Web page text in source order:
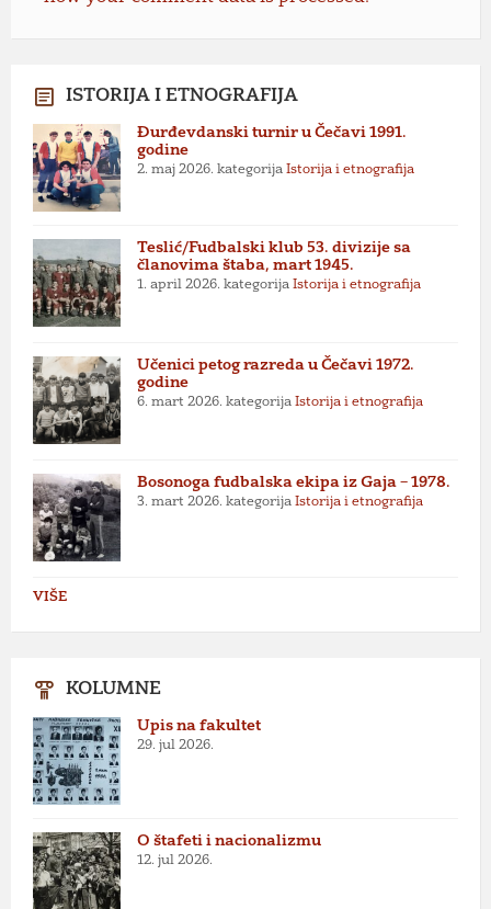
ISTORIJA I ETNOGRAFIJA
Đurđevdanski turnir u Čečavi 1991.
godine
2. maj 2026. kategorija Istorija i etnografija
Teslić/Fudbalski klub 53. divizije sa
članovima štaba, mart 1945.
1. april 2026. kategorija Istorija i etnografija
Učenici petog razreda u Čečavi 1972.
godine
6. mart 2026. kategorija Istorija i etnografija
Bosonoga fudbalska ekipa iz Gaja – 1978.
3. mart 2026. kategorija Istorija i etnografija
VIŠE
KOLUMNE
Upis na fakultet
29. jul 2026.
O štafeti i nacionalizmu
12. jul 2026.